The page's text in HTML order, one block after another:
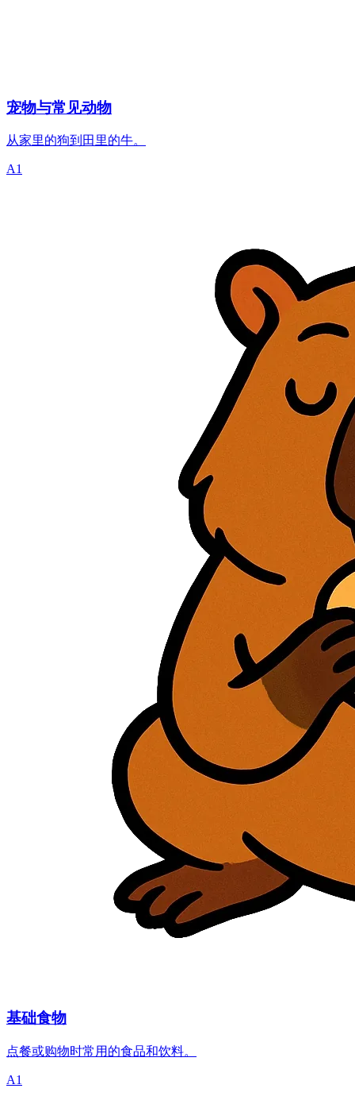
宠物与常见动物
从家里的狗到田里的牛。
A1
基础食物
点餐或购物时常用的食品和饮料。
A1